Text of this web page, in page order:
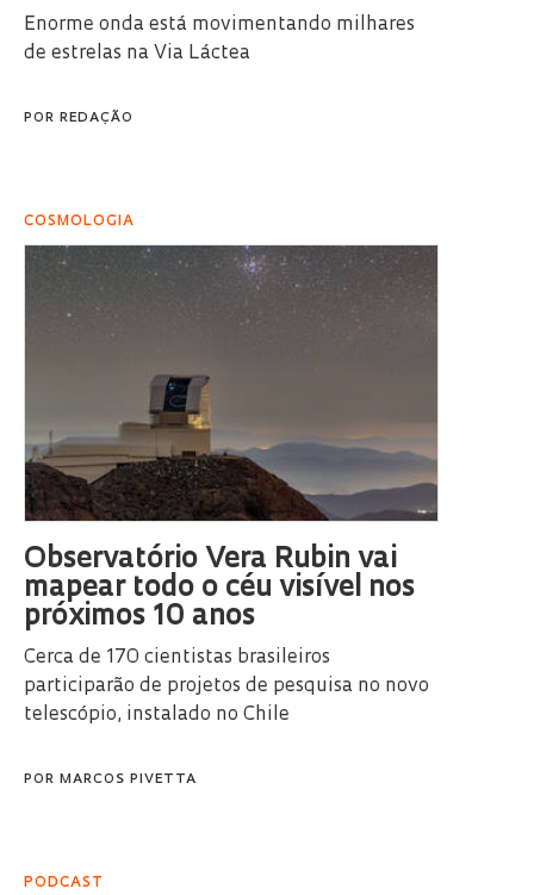
Enorme onda está movimentando milhares
de estrelas na Via Láctea
POR REDAÇÃO
COSMOLOGIA
Observatório Vera Rubin vai
mapear todo o céu visível nos
próximos 10 anos
Cerca de 170 cientistas brasileiros
participarão de projetos de pesquisa no novo
telescópio, instalado no Chile
POR MARCOS PIVETTA
PODCAST